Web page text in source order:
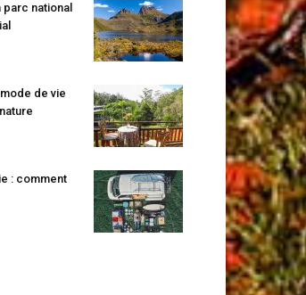
parc national
de vie
: comment